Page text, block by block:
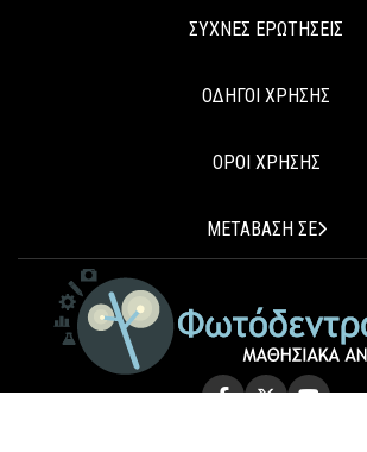
ΣΥΧΝΕΣ ΕΡΩΤΗΣΕΙΣ
ΟΔΗΓΟΙ ΧΡΗΣΗΣ
ΟΡΟΙ ΧΡΗΣΗΣ
ΜΕΤΑΒΑΣΗ ΣΕ